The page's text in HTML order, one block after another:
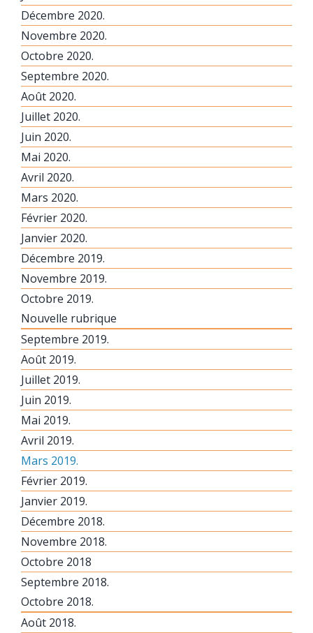
Décembre 2020.
Novembre 2020.
Octobre 2020.
Septembre 2020.
Août 2020.
Juillet 2020.
Juin 2020.
Mai 2020.
Avril 2020.
Mars 2020.
Février 2020.
Janvier 2020.
Décembre 2019.
Novembre 2019.
Octobre 2019.
Nouvelle rubrique
Septembre 2019.
Août 2019.
Juillet 2019.
Juin 2019.
Mai 2019.
Avril 2019.
Mars 2019.
Février 2019.
Janvier 2019.
Décembre 2018.
Novembre 2018.
Octobre 2018
Septembre 2018.
Octobre 2018.
Août 2018.